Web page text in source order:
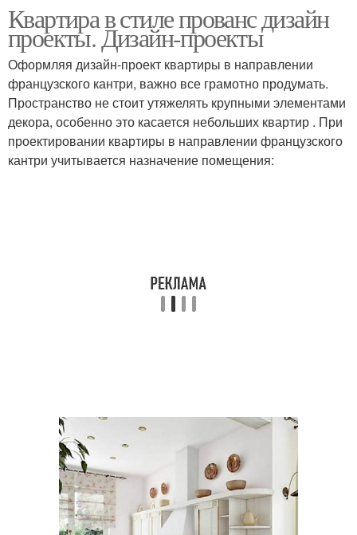
Квартира в стиле прованс дизайн
проекты. Дизайн-проекты
Оформляя дизайн-проект квартиры в направлении
французского кантри, важно все грамотно продумать.
Пространство не стоит утяжелять крупными элементами
декора, особенно это касается небольших квартир . При
проектировании квартиры в направлении французского
кантри учитывается назначение помещения: